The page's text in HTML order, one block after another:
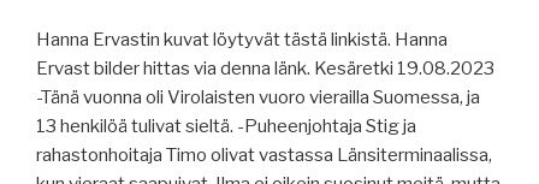
Hanna Ervastin kuvat löytyvät tästä linkistä. Hanna
Ervast bilder hittas via denna länk. Kesäretki 19.08.2023
-Tänä vuonna oli Virolaisten vuoro vierailla Suomessa, ja
13 henkilöä tulivat sieltä. -Puheenjohtaja Stig ja
rahastonhoitaja Timo olivat vastassa Länsiterminaalissa,